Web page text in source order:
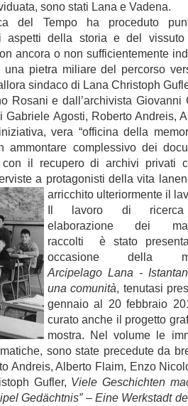
sono stati Lana e Vadena.
del Tempo ha proceduto
aspetti della storia e del
ancora o non sufficientemente
pietra miliare del percorso
sindaco di Lana Christoph
Rosani e dall’archivista Giovanni
Gabriele Agosti, Roberto Andreis,
vera “officina della
complessivo dei
il recupero di archivi privati
a protagonisti della vita
arricchito ulteriormente il
Il lavoro di
elaborazione dei
raccolti è stato
occasione della
Arcipelago Lana -
una comunità, tenutasi
gennaio al 20 febbraio
curato anche il progetto
mostra. Nel volume le
sono state precedute da
Andreis, Alberto Flaim, Enzo
toph Gufler, Viele Geschichten
Gedächtnis” – Eine Werkstadt